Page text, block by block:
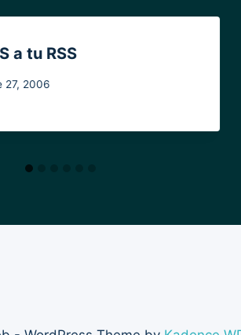
a tu RSS
27, 2006